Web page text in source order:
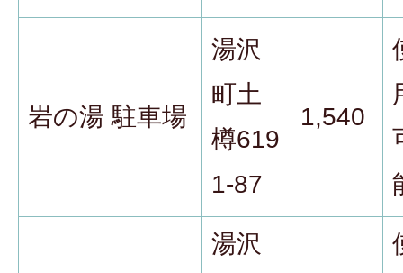
岩の湯 駐車場
湯沢
町土
樽619
1-87
1,540
湯沢